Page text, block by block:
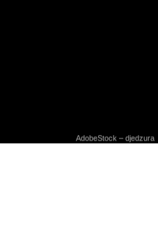
AdobeStock – djedzura